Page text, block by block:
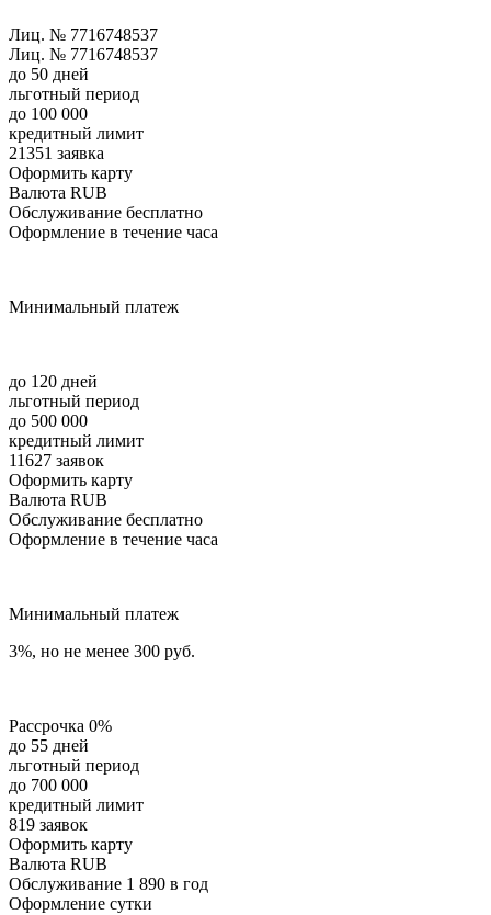
Лиц. № 7716748537
Лиц. № 7716748537
до 50 дней
льготный период
до 100 000
кредитный лимит
21351 заявка
Оформить карту
Валюта RUB
Обслуживание бесплатно
Оформление в течение часа
Минимальный платеж
до 120 дней
льготный период
до 500 000
кредитный лимит
11627 заявок
Оформить карту
Валюта RUB
Обслуживание бесплатно
Оформление в течение часа
Минимальный платеж
3%, но не менее 300 руб.
Рассрочка 0%
до 55 дней
льготный период
до 700 000
кредитный лимит
819 заявок
Оформить карту
Валюта RUB
Обслуживание 1 890 в год
Оформление сутки